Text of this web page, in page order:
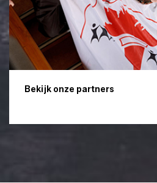
Bekijk onze partners